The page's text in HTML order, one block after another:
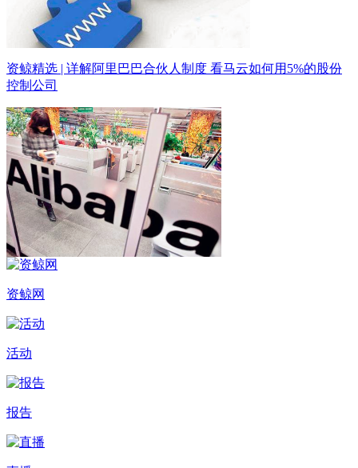
资鲸精选 | 详解阿里巴巴合伙人制度 看马云如何用5%的股份
控制公司
资鲸网
活动
报告